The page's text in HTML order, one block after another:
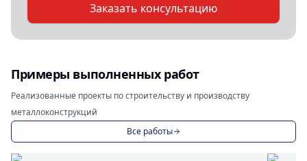
Заказать консультацию
Примеры выполненных работ
Реализованные проекты по строительству и производству
металлоконструкций
Все работы